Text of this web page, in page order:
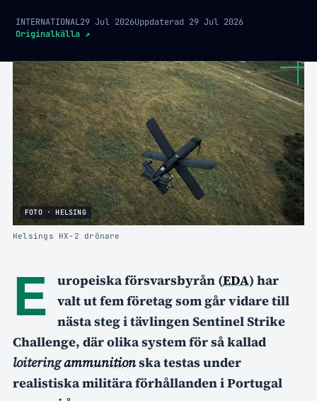
INTERNATIONAL29 Jul 2026Uppdaterad 29 Jul 2026
Originalkälla ↗
FOTO · HELSING
Helsings HX-2 drönare
E uropeiska försvarsbyrån (EDA) har
valt ut fem företag som går vidare till
nästa steg i tävlingen Sentinel Strike
Challenge, där olika system för så kallad
loiteringammunitionska testas under
realistiska militära förhållanden i Portugal